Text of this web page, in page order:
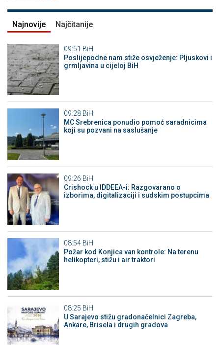
Najnovije Najčitanije
09:51 BiH
Poslijepodne nam stiže osvježenje: Pljuskovi i
grmljavina u cijeloj BiH
09:28 BiH
MC Srebrenica ponudio pomoć saradnicima
koji su pozvani na saslušanje
09:26 BiH
Crishock u IDDEEA-i: Razgovarano o
izborima, digitalizaciji i sudskim postupcima
08:54 BiH
Požar kod Konjica van kontrole: Na terenu
helikopteri, stižu i air traktori
08:25 BiH
U Sarajevo stižu gradonačelnici Zagreba,
Ankare, Brisela i drugih gradova